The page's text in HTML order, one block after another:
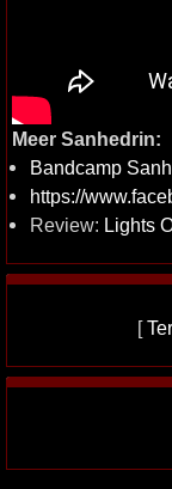
Meer Sanhedrin:
Bandcamp
https://
Review: Lights
[